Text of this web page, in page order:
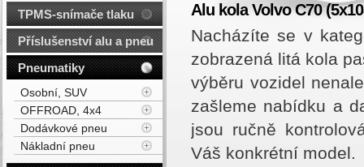
Alu kola Volvo C70
Nacházíte se v
zobrazená litá kola
výběru vozidel
zašleme nabídku a
jsou ručně
Váš konkrétní model.
TPMS-snímače tlaku
Příslušenství alu a pneu
Pneumatiky
Osobní, SUV
OFFROAD, 4x4
Dodávkové pneu
Nákladní pneu